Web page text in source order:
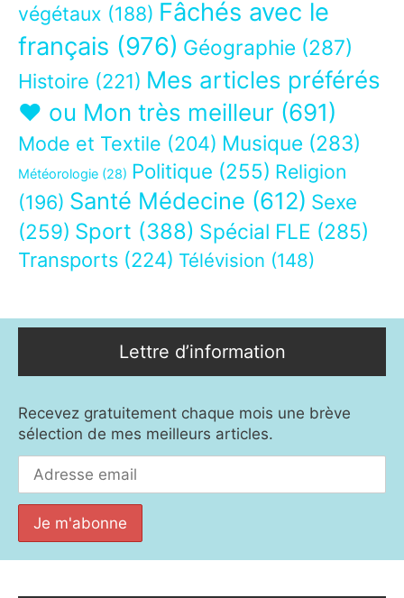
végétaux (188) Fâchés avec le
français (976) Géographie (287)
Histoire (221) Mes articles préférés
❤ ou Mon très meilleur (691)
Mode et Textile (204) Musique (283)
Météorologie (28) Politique (255) Religion
(196) Santé Médecine (612) Sexe
(259) Sport (388) Spécial FLE (285)
Transports (224) Télévision (148)
Lettre d’information
Recevez gratuitement chaque mois une brève
sélection de mes meilleurs articles.